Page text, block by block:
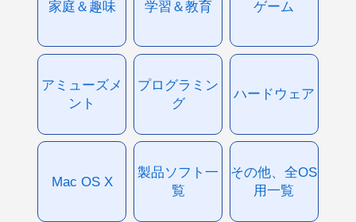
家庭＆趣味 学習＆教育 ゲーム
アミューズメ
ント
プログラミン
グ
ハードウェア
Mac OS X
製品ソフト一
覧
その他、全OS
用一覧